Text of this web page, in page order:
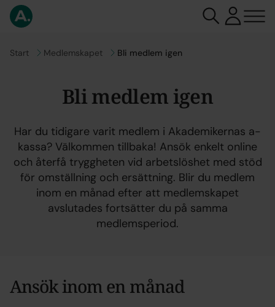
Gå till
Start Gå till
Medlemskapet Bli medlem igen
Bli medlem igen
Har du tidigare varit medlem i Akademikernas a-
kassa? Välkommen tillbaka! Ansök enkelt online
och återfå tryggheten vid arbetslöshet med stöd
för omställning och ersättning. Blir du medlem
inom en månad efter att medlemskapet
avslutades fortsätter du på samma
medlemsperiod.
Ansök inom en månad